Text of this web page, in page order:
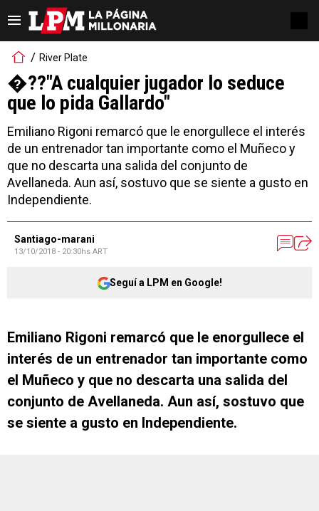
River Plate
�??"A cualquier jugador lo seduce
que lo pida Gallardo"
Emiliano Rigoni remarcó que le enorgullece el interés
de un entrenador tan importante como el Muñeco y
que no descarta una salida del conjunto de
Avellaneda. Aun así, sostuvo que se siente a gusto en
Independiente.
Santiago-marani
13/10/2018 - 20:30hs ART
Seguí a LPM en Google!
Emiliano Rigoni remarcó que le enorgullece el
interés de un entrenador tan importante como
el Muñeco y que no descarta una salida del
conjunto de Avellaneda. Aun así, sostuvo que
se siente a gusto en Independiente.